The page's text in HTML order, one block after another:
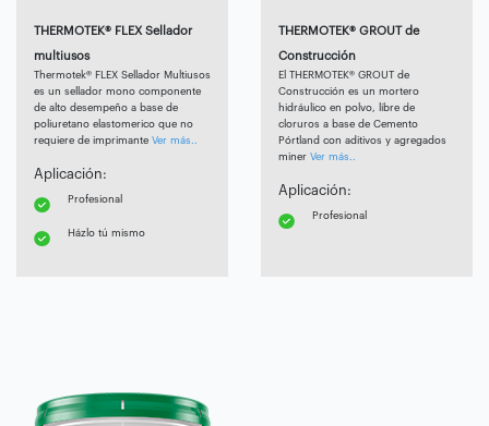
THERMOTEK® FLEX Sellador
multiusos
Thermotek® FLEX Sellador Multiusos
es un sellador mono componente
de alto desempeño a base de
poliuretano elastomerico que no
requiere de imprimante Ver más..
Aplicación:
Profesional
Házlo tú mismo
THERMOTEK® GROUT de
Construcción
El THERMOTEK® GROUT de
Construcción es un mortero
hidráulico en polvo, libre de
cloruros a base de Cemento
Pórtland con aditivos y agregados
miner Ver más..
Aplicación:
Profesional